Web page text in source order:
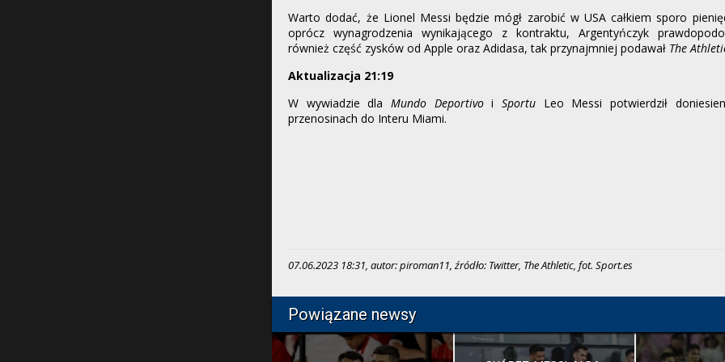
Warto dodać, że Lionel Messi będzie mógł zarobić w USA całkiem sporo
oprócz wynagrodzenia wynikającego z kontraktu, Argentyńczyk
również część zysków od Apple oraz Adidasa, tak przynajmniej podawał The
Aktualizacja 21:19
W wywiadzie dlaMundo Deportivoi Sportu Leo Messi potwierdził
przenosinach do Interu Miami.
07.06.2023 18:31, autor: piroman11, źródło: Twitter, The Athletic, fot. Sport.es
Powiązane newsy